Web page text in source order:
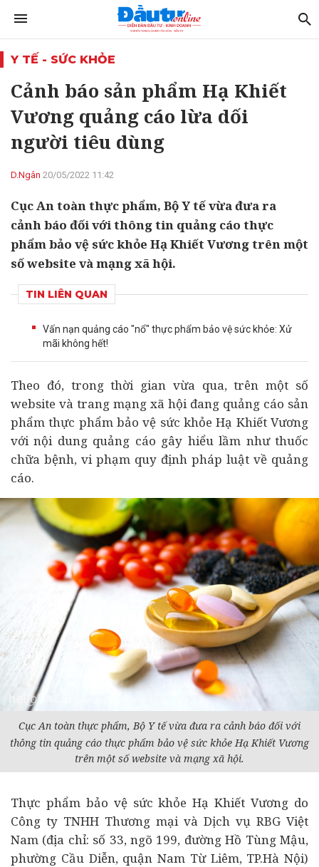
Y TẾ - SỨC KHỎE
Cảnh báo sản phẩm Hạ Khiết
Vương quảng cáo lừa dối
người tiêu dùng
D.Ngân 20/05/2022 11:42
Cục An toàn thực phẩm, Bộ Y tế vừa đưa ra
cảnh báo đối với thông tin quảng cáo thực
phẩm bảo vệ sức khỏe Hạ Khiết Vương trên một
số website và mạng xã hội.
TIN LIÊN QUAN
Vấn nạn quảng cáo "nổ" thực phẩm bảo vệ sức khỏe: Xử
mãi không hết!
Theo đó, trong thời gian vừa qua, trên một số
website và trang mạng xã hội đang quảng cáo sản
phẩm thực phẩm bảo vệ sức khỏe Hạ Khiết Vương
với nội dung quảng cáo gây hiểu lầm như thuốc
chữa bệnh, vi phạm quy định pháp luật về quảng
cáo.
Cục An toàn thực phẩm, Bộ Y tếvừa đưa ra cảnh báo đối với
thông tin quảng cáo thực phẩm bảo vệ sức khỏe Hạ Khiết Vương
trên một số website và mạng xã hội.
Thực phẩm bảo vệ sức khỏe Hạ Khiết Vương do
Công ty TNHH Thương mại và Dịch vụ RBG Việt
Nam (địa chỉ: số 33, ngõ 199, đường Hồ Tùng Mậu,
phường Cầu Diễn, quận Nam Từ Liêm, TP.Hà Nội)